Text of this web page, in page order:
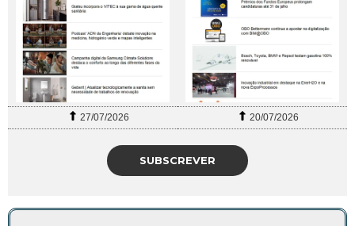
27/07/2026 20/07/2026
SUBSCREVER